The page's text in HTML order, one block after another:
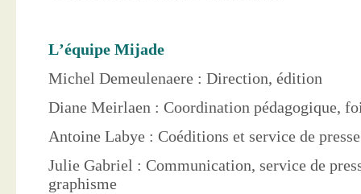
L’équipe Mijade
Michel Demeulenaere : Direction, édition
Diane Meirlaen : Coordination pédagogique,
Antoine Labye : Coéditions et service de
Julie Gabriel : Communication, service de
graphisme